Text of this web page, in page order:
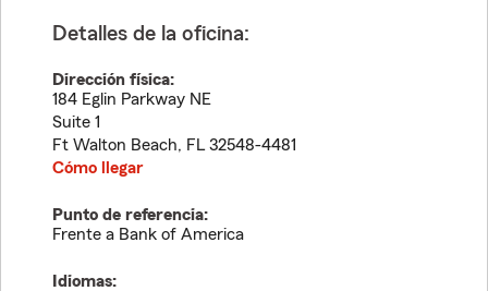
Detalles de la oficina:
Dirección física:
184 Eglin Parkway NE
Suite 1
Ft Walton Beach, FL 32548-4481
Cómo llegar
Punto de referencia:
Frente a Bank of America
Idiomas: